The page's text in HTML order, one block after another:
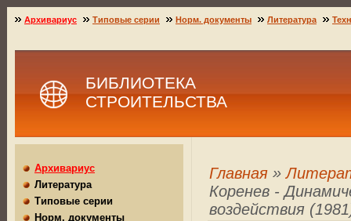
БИБЛИОТЕКА
СТРОИТЕЛЬСТВА
Главная »
Коренев -
воздействия
Архивариус Типовые серии Норм. документы Литература
Архивариус
Литература
Типовые серии
Норм. документы